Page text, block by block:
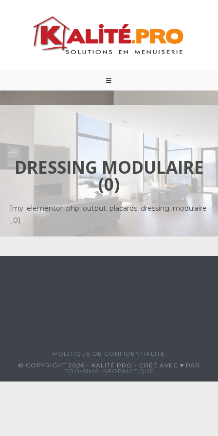
DRESSING MODULAIRE
(0)
[my_elementor_php_output_placards_dressing_modulaire
_0]
POLITIQUE DE CONFIDENTIALITÉ
© COPYRIGHT 2026 - KALITÉ PRO - CRÉÉ AVEC ♥ PAR
PRO-SIMA INFORMATIQUE